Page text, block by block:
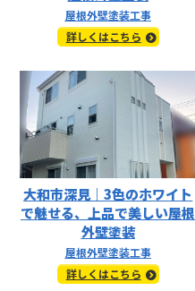
屋根外壁塗装工事
詳しくはこちら
大和市深見｜3色のホワイト
で魅せる、上品で美しい屋根
外壁塗装
屋根外壁塗装工事
詳しくはこちら